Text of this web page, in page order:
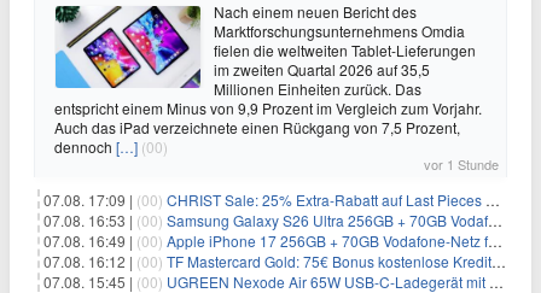
Nach einem neuen Bericht des
Marktforschungsunternehmens Omdia
fielen die weltweiten Tablet-Lieferungen
im zweiten Quartal 2026 auf 35,5
Millionen Einheiten zurück. Das
entspricht einem Minus von 9,9 Prozent im Vergleich zum Vorjahr.
Auch das iPad verzeichnete einen Rückgang von 7,5 Prozent,
dennoch […] (00)
vor 1 Stunde
07.08. 17:09 | (00) CHRIST Sale: 25% Extra-Rabatt auf Last Pieces bei Schmuck & Uhren
07.08. 16:53 | (00) Samsung Galaxy S26 Ultra 256GB + 70GB Vodafone-Netz für 34,99€/Monat (effektiv 4,74€/Monat)
07.08. 16:49 | (00) Apple iPhone 17 256GB + 70GB Vodafone-Netz für 34,99€/Monat (effektiv 6,41€/Monat)
07.08. 16:12 | (00) TF Mastercard Gold: 75€ Bonus kostenlose Kreditkarte ohne Fremdwährungsgebühren
07.08. 15:45 | (00) UGREEN Nexode Air 65W USB-C-Ladegerät mit GaN-Technik für 24,99€